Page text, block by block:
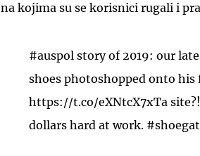
na kojima su se korisnici rugali i
#auspol story of 2019: our
shoes photoshopped onto
https://t.co/eXNtcX7xTa
dollars hard at work.